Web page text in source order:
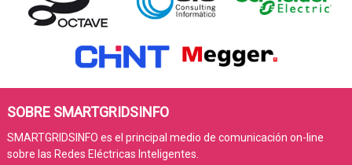
SOBRE SMARTGRIDSINFO
SMARTGRIDSINFO es el principal medio de comunicación on-line
sobre las Redes Eléctricas Inteligentes.